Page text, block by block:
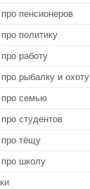
пенсионеров
политику
работу
рыбалку и охоту
семью
студентов
тёщу
школу